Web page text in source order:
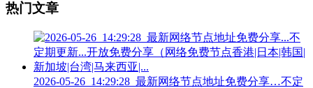
热门文章
2026-05-26_14:29:28_最新网络节点地址免费分享…不定